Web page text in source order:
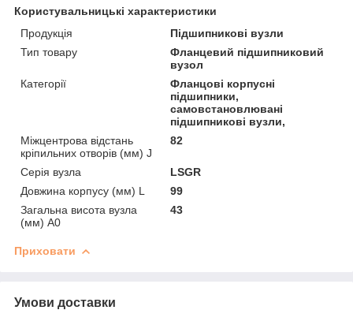
Користувальницькі характеристики
Продукція
Підшипникові вузли
Тип товару
Фланцевий підшипниковий
вузол
Категорії
Фланцові корпусні
підшипники,
самовстановлювані
підшипникові вузли,
Міжцентрова відстань
кріпильних отворів (мм) J
82
Серія вузла
LSGR
Довжина корпусу (мм) L
99
Загальна висота вузла
(мм) A0
43
Приховати
Умови доставки